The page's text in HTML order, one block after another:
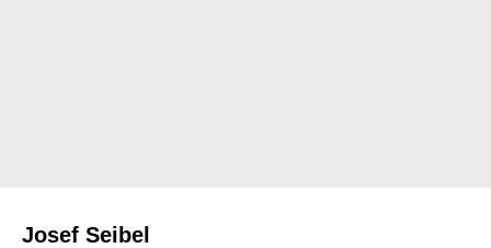
Josef Seibel